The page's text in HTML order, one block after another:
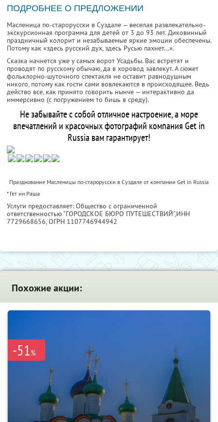
ПОДРОБНЕЕ О ПРЕДЛОЖЕНИИ
Масленица по-старорусски в Суздале — веселая развлекательно-
экскурсионная программа для детей от 3 до 93 лет. Диковинный
праздничный колорит и незабываемые яркие эмоции обеспечены.
Потому как «здесь русский дух, здесь Русью пахнет…».
Сказка начнется уже у самых ворот Усадьбы. Вас встретят и
проводят по русскому обычаю, да в хоровод завлекут. А сюжет
фольклорно-шуточного спектакля не оставит равнодушным
никого, потому как гости сами вовлекаются в происходящее. Ведь
действо все, как принято говорить нынче — интерактивно да
иммерсивно (с погружением то бишь в среду).
Не забывайте с собой отличное настроение, а море
впечатлений и красочных фотографий компания Get in
Russia вам гарантирует!
Празднование Масленицы по-старорусски в Суздале от компании Get in Russia
* Гет ин Раша
Услуги предоставляет: Общество с ограниченной
ответственностью "ГОРОДСКОЕ БЮРО ПУТЕШЕСТВИЙ",ИНН
7729668656, ОГРН 1107746944942
Похожие акции:
-51%